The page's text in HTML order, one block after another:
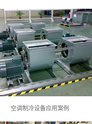
空调制冷设备应用案例